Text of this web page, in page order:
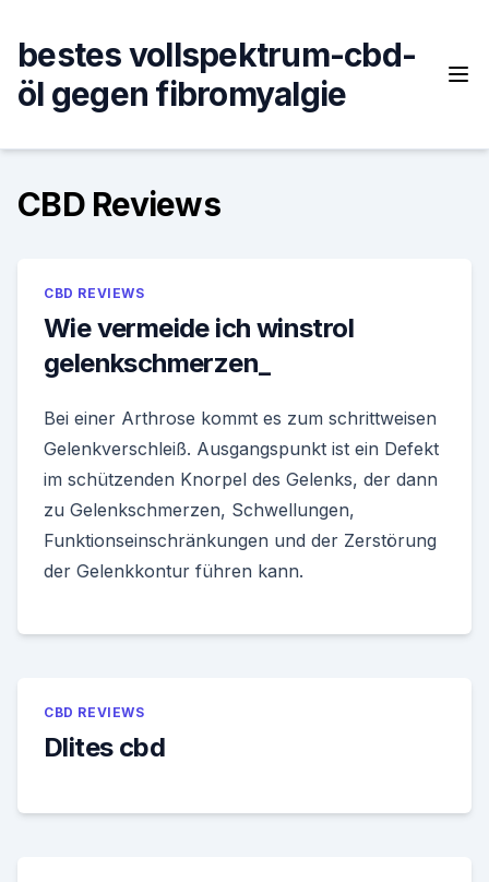
content
bestes vollspektrum-cbd-
öl gegen fibromyalgie
CBD Reviews
CBD REVIEWS
Wie vermeide ich winstrol
gelenkschmerzen_
Bei einer Arthrose kommt es zum schrittweisen
Gelenkverschleiß. Ausgangspunkt ist ein Defekt
im schützenden Knorpel des Gelenks, der dann
zu Gelenkschmerzen, Schwellungen,
Funktionseinschränkungen und der Zerstörung
der Gelenkkontur führen kann.
CBD REVIEWS
Dlites cbd